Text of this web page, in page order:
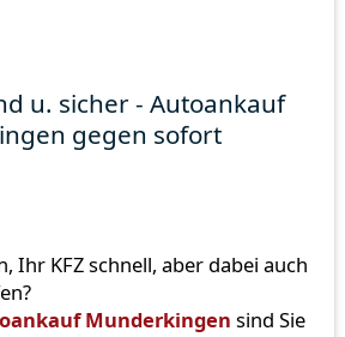
u. sicher - Autoankauf
gegen sofort
Ihr KFZ schnell, aber dabei auch
Munderkingen sind Sie